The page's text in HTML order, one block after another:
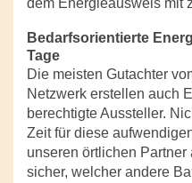
dem Energieausweis mit
Bedarfsorientierte
Tage
Die meisten Gutachter
Netzwerk erstellen auch
berechtigte Aussteller.
Zeit für diese
unseren örtlichen Partner
sicher, welcher andere